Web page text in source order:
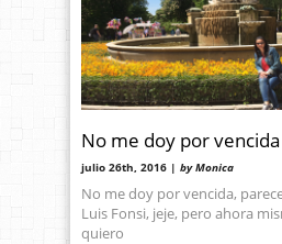
No me doy por vencida
julio 26th, 2016 | by Monica
No me doy por vencida,
Luis Fonsi, jeje, pero ahora
quiero